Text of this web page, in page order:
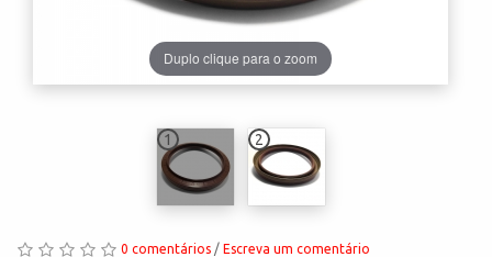
1 2
Duplo clique para o zoom
0 comentários / Escreva um comentário